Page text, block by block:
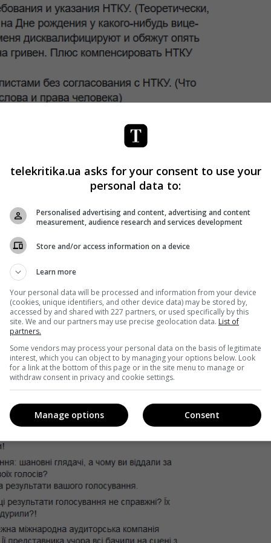
MARUV
и прессы,«которые не готовы выполнять чей-
вызвало неоднозначный ажиотаж в Сети,PR-директор
Facebook ответы на часто задаваемые вопросы по
telekritika.ua asks for your consent to use your
personal data to:
Personalised advertising and content, advertising and content
measurement, audience research and services development
Store and/or access information on a device
Learn more
Your personal data will be processed and information from your device
(cookies, unique identifiers, and other device data) may be stored by,
accessed by and shared with 227 partners, or used specifically by this
site. We and our partners may use precise geolocation data. List of
partners.
Some vendors may process your personal data on the basis of legitimate
interest, which you can object to by managing your options below. Look
for a link at the bottom of this page or in the site menu to manage or
withdraw consent in privacy and cookie settings.
Consent
Manage options